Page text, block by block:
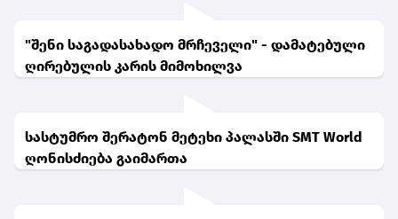
"შენი საგადასახადო მრჩეველი" - დამატებული
ღირებულის კარის მიმოხილვა
სასტუმრო შერატონ მეტეხი პალასში SMT World
ღონისძიება გაიმართა